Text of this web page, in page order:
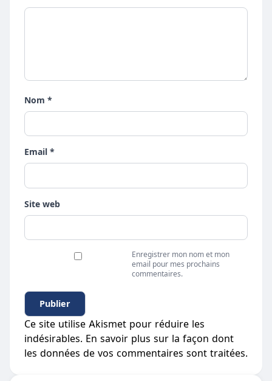
Nom *
Email *
Site web
Enregistrer mon nom et mon
email pour mes prochains
commentaires.
Ce site utilise Akismet pour réduire les
indésirables. En savoir plus sur la façon dont
les données de vos commentaires sont traitées.